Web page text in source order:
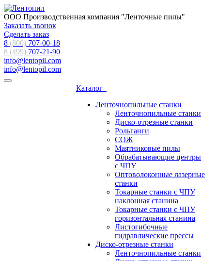
ООО Производственная компания "Ленточные пилы"
Заказать звонок
Сделать заказ
8 (800) 707-00-18
8 (499) 707-21-90
info@lentopil.com
info@lentopil.com
Каталог
Ленточнопильные станки
Ленточнопильные станки
Диско-отрезные станки
Рольганги
СОЖ
Маятниковые пилы
Обрабатывающие центры
с ЧПУ
Оптоволоконные лазерные
станки
Токарные станки с ЧПУ
наклонная станина
Токарные станки с ЧПУ
горизонтальная станина
Листогибочные
гидравлические прессы
Диско-отрезные станки
Ленточнопильные станки